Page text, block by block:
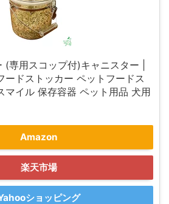
(専用スコップ付)キャニスター |
ードストッカー ペットフードス
マイル 保存容器 ペット用品 犬用
Amazon
楽天市場
ショッピング